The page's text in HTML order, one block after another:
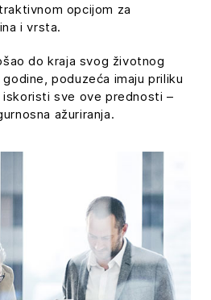
opcijom za
i vrsta.
do kraja svog životnog
poduzeća imaju priliku
iskoristi sve ove prednosti –
ažuriranja.